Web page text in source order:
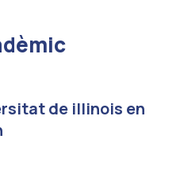
de illinois en